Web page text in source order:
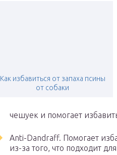
Как избавиться от запаха псины
от собаки
чешуек и помогает
Anti-Dandraff. Помогает
из-за того, что подходит